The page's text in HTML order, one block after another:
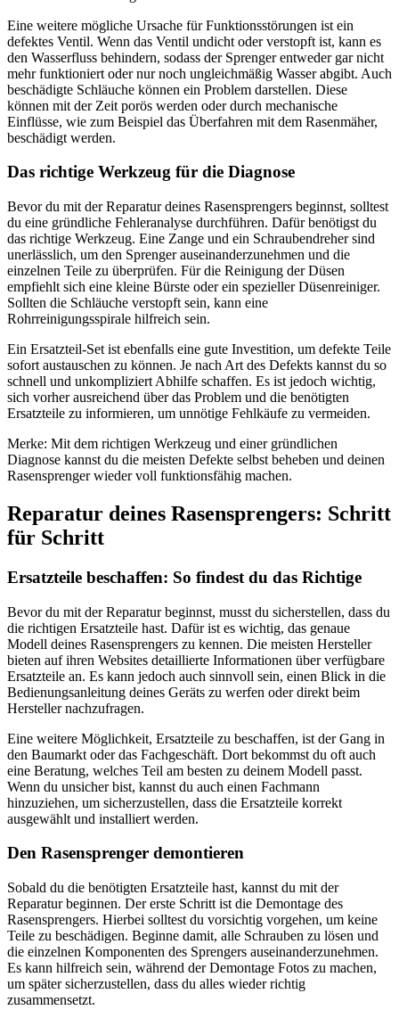
Eine weitere mögliche Ursache für Funktionsstörungen ist ein
defektes Ventil. Wenn das Ventil undicht oder verstopft ist, kann es
den Wasserfluss behindern, sodass der Sprenger entweder gar nicht
mehr funktioniert oder nur noch ungleichmäßig Wasser abgibt. Auch
beschädigte Schläuche können ein Problem darstellen. Diese
können mit der Zeit porös werden oder durch mechanische
Einflüsse, wie zum Beispiel das Überfahren mit dem Rasenmäher,
beschädigt werden.
Das richtige Werkzeug für die Diagnose
Bevor du mit der Reparatur deines Rasensprengers beginnst, solltest
du eine gründliche Fehleranalyse durchführen. Dafür benötigst du
das richtige Werkzeug. Eine Zange und ein Schraubendreher sind
unerlässlich, um den Sprenger auseinanderzunehmen und die
einzelnen Teile zu überprüfen. Für die Reinigung der Düsen
empfiehlt sich eine kleine Bürste oder ein spezieller Düsenreiniger.
Sollten die Schläuche verstopft sein, kann eine
Rohrreinigungsspirale hilfreich sein.
Ein Ersatzteil-Set ist ebenfalls eine gute Investition, um defekte Teile
sofort austauschen zu können. Je nach Art des Defekts kannst du so
schnell und unkompliziert Abhilfe schaffen. Es ist jedoch wichtig,
sich vorher ausreichend über das Problem und die benötigten
Ersatzteile zu informieren, um unnötige Fehlkäufe zu vermeiden.
Merke: Mit dem richtigen Werkzeug und einer gründlichen
Diagnose kannst du die meisten Defekte selbst beheben und deinen
Rasensprenger wieder voll funktionsfähig machen.
Reparatur deines Rasensprengers: Schritt
für Schritt
Ersatzteile beschaffen: So findest du das Richtige
Bevor du mit der Reparatur beginnst, musst du sicherstellen, dass du
die richtigen Ersatzteile hast. Dafür ist es wichtig, das genaue
Modell deines Rasensprengers zu kennen. Die meisten Hersteller
bieten auf ihren Websites detaillierte Informationen über verfügbare
Ersatzteile an. Es kann jedoch auch sinnvoll sein, einen Blick in die
Bedienungsanleitung deines Geräts zu werfen oder direkt beim
Hersteller nachzufragen.
Eine weitere Möglichkeit, Ersatzteile zu beschaffen, ist der Gang in
den Baumarkt oder das Fachgeschäft. Dort bekommst du oft auch
eine Beratung, welches Teil am besten zu deinem Modell passt.
Wenn du unsicher bist, kannst du auch einen Fachmann
hinzuziehen, um sicherzustellen, dass die Ersatzteile korrekt
ausgewählt und installiert werden.
Den Rasensprenger demontieren
Sobald du die benötigten Ersatzteile hast, kannst du mit der
Reparatur beginnen. Der erste Schritt ist die Demontage des
Rasensprengers. Hierbei solltest du vorsichtig vorgehen, um keine
Teile zu beschädigen. Beginne damit, alle Schrauben zu lösen und
die einzelnen Komponenten des Sprengers auseinanderzunehmen.
Es kann hilfreich sein, während der Demontage Fotos zu machen,
um später sicherzustellen, dass du alles wieder richtig
zusammensetzt.